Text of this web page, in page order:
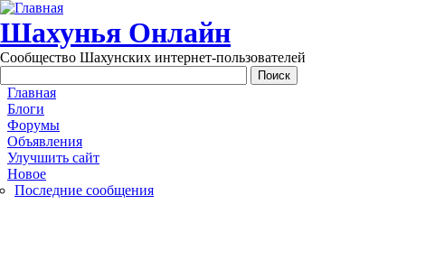
Перейти к основному содержанию
Шахунья Онлайн
Сообщество Шахунских интернет-пользователей
Main menu
Главная
Блоги
Форумы
Объявления
Улучшить сайт
Новое
Последние сообщения